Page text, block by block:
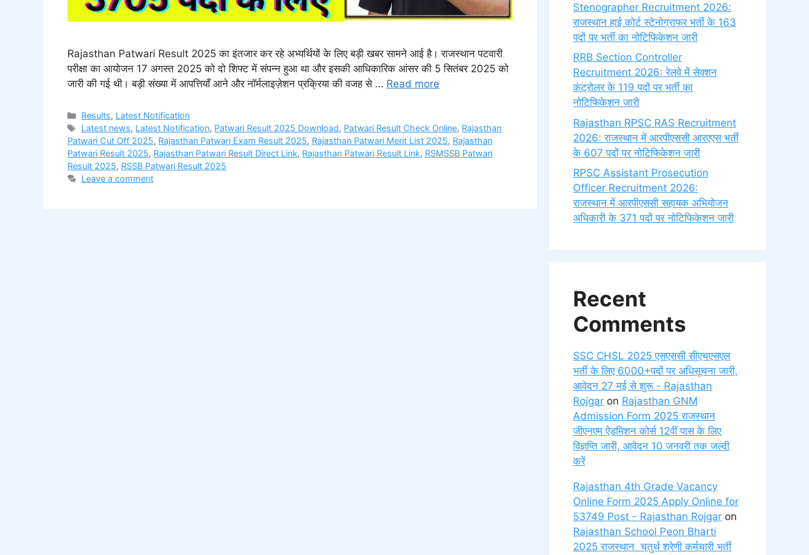
Rajasthan Patwari Result 2025 का इंतजार कर रहे अभ्यर्थियों के लिए बड़ी खबर सामने आई है। राजस्थान पटवारी
परीक्षा का आयोजन 17 अगस्त 2025 को दो शिफ्ट में संपन्न हुआ था और इसकी आधिकारिक आंसर की 5 सितंबर 2025 को
जारी की गई थी। बड़ी संख्या में आपत्तियाँ आने और नॉर्मलाइज़ेशन प्रक्रिया की वजह से … Read more
Categories
Results, Latest Notification
Tags
Latest news, Latest Notification, Patwari Result 2025 Download, Patwari Result Check Online, Rajasthan
Patwari Cut Off 2025, Rajasthan Patwari Exam Result 2025, Rajasthan Patwari Merit List 2025, Rajasthan
Patwari Result 2025, Rajasthan Patwari Result Direct Link, Rajasthan Patwari Result Link, RSMSSB Patwari
Result 2025, RSSB Patwari Result 2025
Leave a comment
Stenographer Recruitment 2026:
राजस्थान हाई कोर्ट स्टेनोग्राफर भर्ती के 163
पदों पर भर्ती का नोटिफिकेशन जारी
RRB Section Controller
Recruitment 2026: रेलवे में सेक्शन
कंट्रोलर के 119 पदों पर भर्ती का
नोटिफिकेशन जारी
Rajasthan RPSC RAS Recruitment
2026: राजस्थान में आरपीएससी आरएएस भर्ती
के 607 पदों पर नोटिफिकेशन जारी
RPSC Assistant Prosecution
Officer Recruitment 2026:
राजस्थान में आरपीएससी सहायक अभियोजन
अधिकारी के 371 पदों पर नोटिफिकेशन जारी
Recent
Comments
SSC CHSL 2025 एसएससी सीएचएसएल
भर्ती के लिए 6000+पदों पर अधिसूचना जारी,
आवेदन 27 मई से शुरू - Rajasthan
Rojgar on Rajasthan GNM
Admission Form 2025 राजस्थान
जीएनएम ऐडमिशन कोर्स 12वीं पास के लिए
विज्ञप्ति जारी, आवेदन 10 जनवरी तक जल्दी
करें
Rajasthan 4th Grade Vacancy
Online Form 2025 Apply Online for
53749 Post - Rajasthan Rojgar on
Rajasthan School Peon Bharti
2025 राजस्थान चतुर्थ श्रेणी कर्मचारी भर्ती